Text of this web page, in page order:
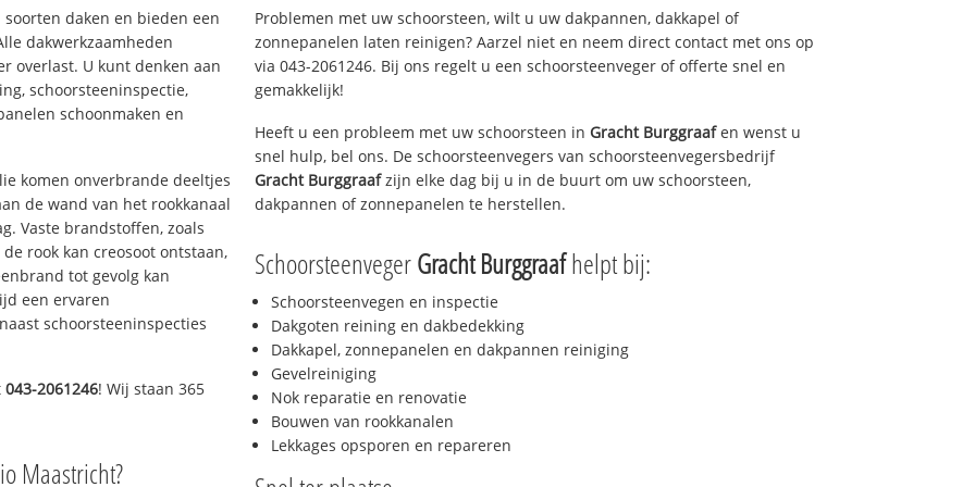
daken en bieden een
dakwerkzaamheden
overlast. U kunt denken aan
schoorsteeninspectie,
schoonmaken en
komen onverbrande deeltjes
de wand van het rookkanaal
Vaste brandstoffen, zoals
rook kan creosoot ontstaan,
tot gevolg kan
een ervaren
schoorsteeninspecties
043-2061246! Wij staan 365
Maastricht?
Problemen met uw schoorsteen, wilt u uw dakpannen, dakkapel of
zonnepanelen laten reinigen? Aarzel niet en neem direct contact met ons op
via 043-2061246. Bij ons regelt u een schoorsteenveger of offerte snel en
gemakkelijk!
Heeft u een probleem met uw schoorsteen in Gracht Burggraafen wenst u
snel hulp, bel ons. De schoorsteenvegers van schoorsteenvegersbedrijf
Gracht Burggraafzijn elke dag bij u in de buurt om uw schoorsteen,
dakpannen of zonnepanelen te herstellen.
SchoorsteenvegerGracht Burggraafhelpt bij:
Schoorsteenvegen en inspectie
Dakgoten reining en dakbedekking
Dakkapel, zonnepanelen en dakpannen reiniging
Gevelreiniging
Nok reparatie en renovatie
Bouwen van rookkanalen
Lekkages opsporen en repareren